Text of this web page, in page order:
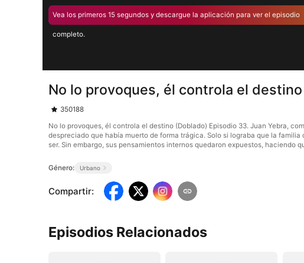
Vea los primeros 15 segundos y descargue la aplicación para ver el episodio
completo.
No lo provoques, él controla el
350188
No lo provoques, él controla el destino (Doblado) Episodio 33. Juan Yebra,
despreciado que había muerto de forma trágica. Solo si lograba que la
ser. Sin embargo, sus pensamientos internos quedaron expuestos, haciendo
Género: Urbano
Compartir:
Episodios Relacionados